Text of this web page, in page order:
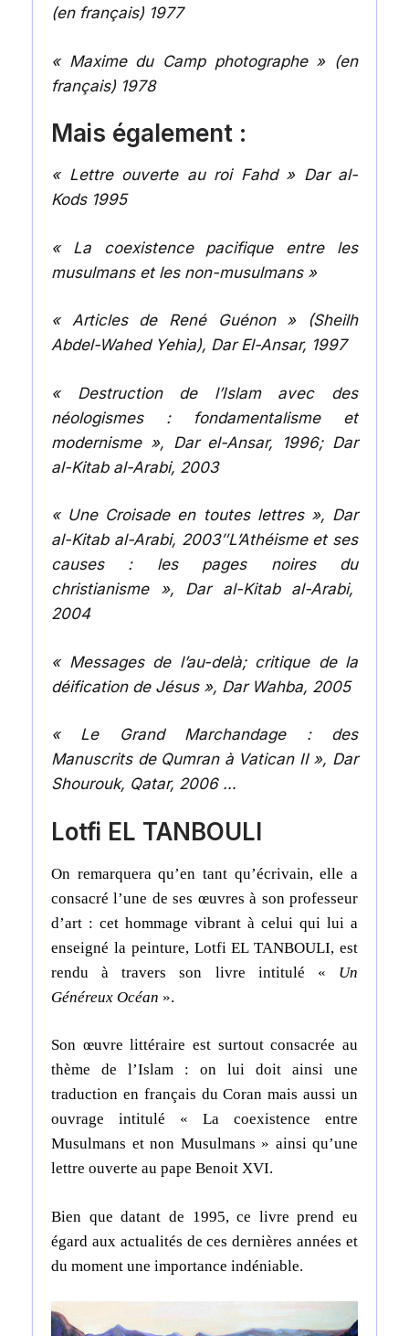
(en français) 1977
« Maxime du Camp photographe » (en
français) 1978
Mais également :
« Lettre ouverte au roi Fahd » Dar al-
Kods 1995
« La coexistence pacifique entre les
musulmans et les non-musulmans »
« Articles de René Guénon » (Sheilh
Abdel-Wahed Yehia), Dar El-Ansar, 1997
« Destruction de l’Islam avec des
néologismes : fondamentalisme et
modernisme », Dar el-Ansar, 1996; Dar
al-Kitab al-Arabi, 2003
« Une Croisade en toutes lettres », Dar
al-Kitab al-Arabi, 2003″L’Athéisme et ses
causes : les pages noires du
christianisme », Dar al-Kitab al-Arabi,
2004
« Messages de l’au-delà; critique de la
déification de Jésus », Dar Wahba, 2005
« Le Grand Marchandage : des
Manuscrits de Qumran à Vatican II », Dar
Shourouk, Qatar, 2006 …
Lotfi EL TANBOULI
On remarquera qu’en tant qu’écrivain, elle a
consacré l’une de ses œuvres à son professeur
d’art : cet hommage vibrant à celui qui lui a
enseigné la peinture, Lotfi EL TANBOULI, est
rendu à travers son livre intitulé « Un
Généreux Océan ».
Son œuvre littéraire est surtout consacrée au
thème de l’Islam : on lui doit ainsi une
traduction en français du Coran mais aussi un
ouvrage intitulé « La coexistence entre
Musulmans et non Musulmans » ainsi qu’une
lettre ouverte au pape Benoit XVI.
Bien que datant de 1995, ce livre prend eu
égard aux actualités de ces dernières années et
du moment une importance indéniable.